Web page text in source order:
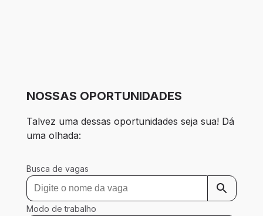
NOSSAS OPORTUNIDADES
Talvez uma dessas oportunidades seja sua! Dá
uma olhada:
Busca de vagas
Modo de trabalho